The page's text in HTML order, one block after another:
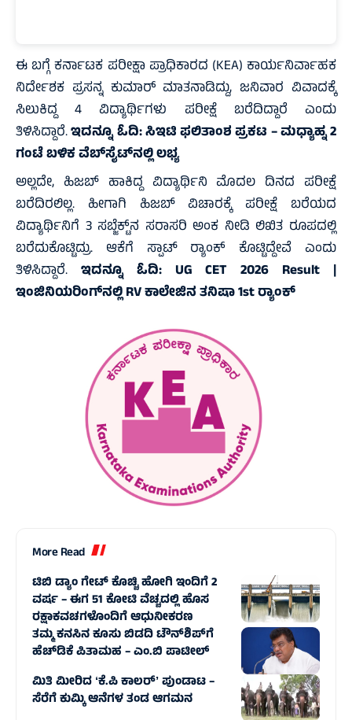
ಈ ಬಗ್ಗೆ ಕರ್ನಾಟಕ ಪರೀಕ್ಷಾ ಪ್ರಾಧಿಕಾರದ (KEA) ಕಾರ್ಯನಿರ್ವಾಹಕ‌
ನಿರ್ದೇಶಕ ಪ್ರಸನ್ನ ಕುಮಾರ್‌ ಮಾತನಾಡಿದ್ದು, ಜನಿವಾರ ವಿವಾದಕ್ಕೆ
ಸಿಲುಕಿದ್ದ 4 ವಿದ್ಯಾರ್ಥಿಗಳು ಪರೀಕ್ಷೆ ಬರೆದಿದ್ದಾರೆ ಎಂದು
ತಿಳಿಸಿದ್ದಾರೆ.ಇದನ್ನೂ ಓದಿ:ಸಿಇಟಿ ಫಲಿತಾಂಶ ಪ್ರಕಟ – ಮಧ್ಯಾಹ್ನ 2
ಗಂಟೆ ಬಳಿಕ ವೆಬ್‌ಸೈಟ್‌ನಲ್ಲಿ ಲಭ್ಯ
ಅಲ್ಲದೇ, ಹಿಜಬ್ ಹಾಕಿದ್ದ ವಿದ್ಯಾರ್ಥಿನಿ ಮೊದಲ ದಿನದ ಪರೀಕ್ಷೆ
ಬರೆದಿರಲಿಲ್ಲ. ಹೀಗಾಗಿ ಹಿಜಬ್ ವಿಚಾರಕ್ಕೆ ಪರೀಕ್ಷೆ ಬರೆಯದ
ವಿದ್ಯಾರ್ಥಿನಿಗೆ 3 ಸಬ್ಜೆಕ್ಟ್‌ನ ಸರಾಸರಿ ಅಂಕ ನೀಡಿ ಲಿಖಿತ ರೂಪದಲ್ಲಿ
ಬರೆದುಕೊಟ್ಟಿದ್ರು. ಆಕೆಗೆ ಸ್ಪಾಟ್ ರ‍್ಯಾಂಕ್‌ ಕೊಟ್ಟಿದ್ದೇವೆ ಎಂದು
ತಿಳಿಸಿದ್ದಾರೆ. ಇದನ್ನೂ ಓದಿ: UG CET 2026 Result |
ಇಂಜಿನಿಯರಿಂಗ್‌ನಲ್ಲಿ RV ಕಾಲೇಜಿನ ತನಿಷಾ 1st ರ‍್ಯಾಂಕ್‌
More Read
ಟಿಬಿ ಡ್ಯಾಂ ಗೇಟ್ ಕೊಚ್ಚಿ ಹೋಗಿ ಇಂದಿಗೆ 2
ವರ್ಷ – ಈಗ 51 ಕೋಟಿ ವೆಚ್ಚದಲ್ಲಿ ಹೊಸ
ರಕ್ಷಾಕವಚಗಳೊಂದಿಗೆ ಆಧುನೀಕರಣ
ತಮ್ಮ ಕನಸಿನ ಕೂಸು ಬಿಡದಿ ಟೌನ್‌ಶಿಪ್‌ಗೆ
ಹೆಚ್‌ಡಿಕೆ ಪಿತಾಮಹ – ಎಂ.ಬಿ ಪಾಟೀಲ್
ಮಿತಿ ಮೀರಿದ ʻಕೆ.ಪಿ ಕಾಲರ್‌ʼ ಪುಂಡಾಟ –
ಸೆರೆಗೆ ಕುಮ್ಕಿ ಆನೆಗಳ ತಂಡ ಆಗಮನ